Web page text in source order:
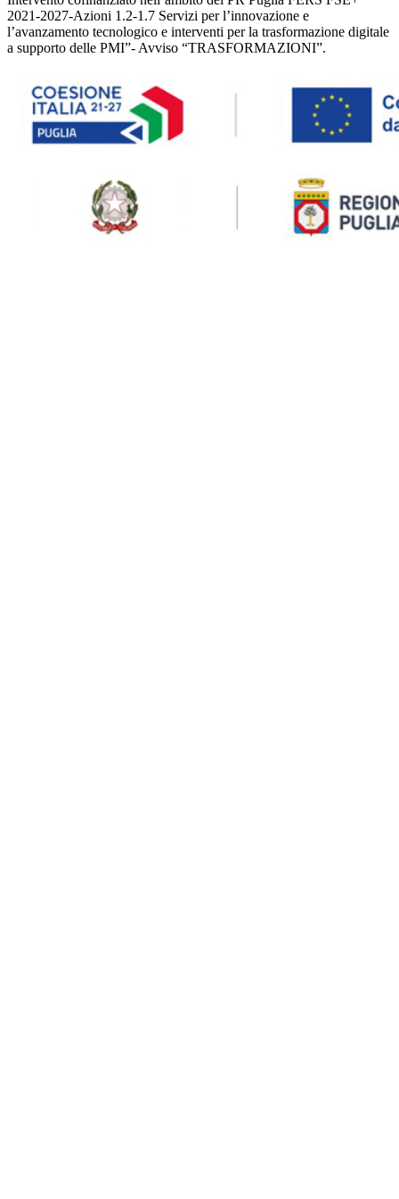
2021-2027-Azioni 1.2-1.7 Servizi per l’innovazione e
l’avanzamento tecnologico e interventi per la trasformazione digitale
a supporto delle PMI”- Avviso “TRASFORMAZIONI”.